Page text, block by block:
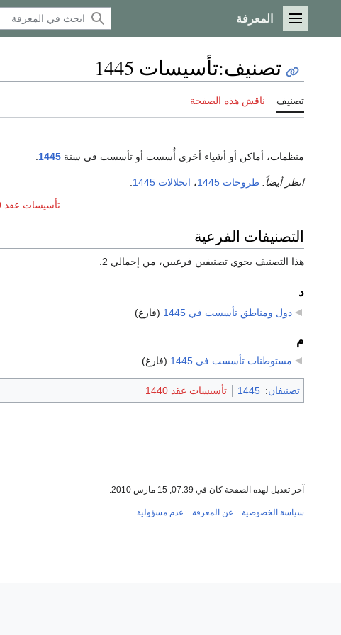
القائمة الرئيسية
المعرفة
تصنيف:تأسيسات 1445
تصنيف ناقش هذه الصفحة
منظمات، أماكن أو أشياء أخرى أُسست أو تأسست في سنة 1445
انظر أيضاً: طروحات 1445 ، انحلالات 1445
تأسيسات عقد 1440
التصنيفات الفرعية
هذا التصنيف يحوي تصنيفين فرعيين، من إجمالي 2.
د
دول ومناطق تأسست في 1445 (فارغ)
م
مستوطنات تأسست في 1445 (فارغ)
تصنيفان:
1445 تأسيسات عقد 1440
آخر تعديل لهذه الصفحة كان في 07:39, 15 مارس 2010.
سياسة الخصوصية عن المعرفة عدم مسؤولية